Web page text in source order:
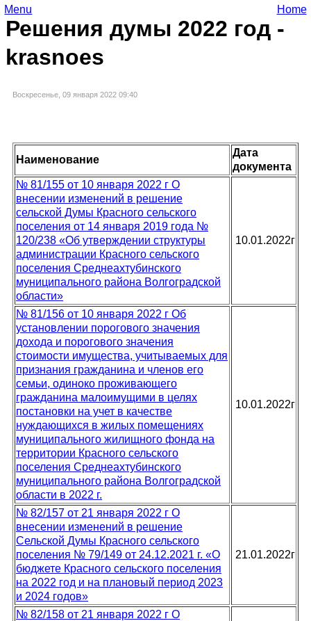
Решения думы 2022 год -
krasnoes
Menu Home
Воскресенье, 09 января 2022 09:40
Наименование
Дата
документа
№ 81/155 от 10 января 2022 г О
внесении изменений в решение
сельской Думы Красного сельского
поселения от 14 января 2019 года №
120/238 «Об утверждении структуры
администрации Красного сельского
поселения Среднеахтубинского
муниципального района Волгоградской
области»
10.01.2022г
№ 81/156 от 10 января 2022 г Об
установлении порогового значения
дохода и порогового значения
стоимости имущества, учитываемых для
признания гражданина и членов его
семьи, одиноко проживающего
гражданина малоимущими в целях
постановки на учет в качестве
нуждающихся в жилых помещениях
муниципального жилищного фонда на
территории Красного сельского
поселения Среднеахтубинского
муниципального района Волгоградской
области в 2022 г.
10.01.2022г
№ 82/157 от 21 января 2022 г О
внесении изменений в решение
Сельской Думы Красного сельского
поселения № 79/149 от 24.12.2021 г. «О
бюджете Красного сельского поселения
на 2022 год и на плановый период 2023
и 2024 годов»
21.01.2022г
№ 82/158 от 21 января 2022 г О